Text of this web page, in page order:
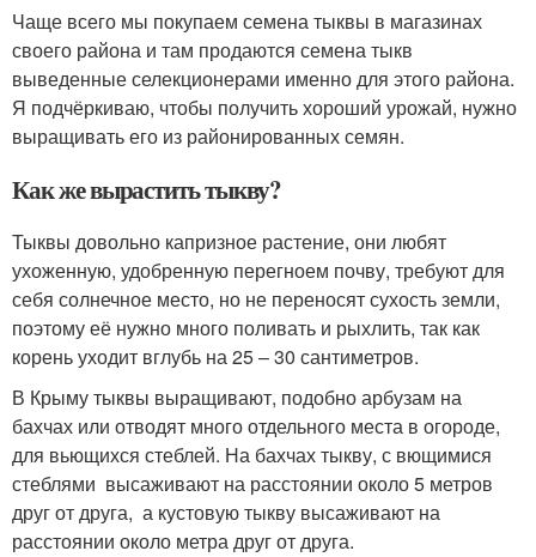
Чаще всего мы покупаем семена тыквы в магазинах
своего района и там продаются семена тыкв
выведенные селекционерами именно для этого района.
Я подчёркиваю, чтобы получить хороший урожай, нужно
выращивать его из районированных семян.
Как же вырастить тыкву?
Тыквы довольно капризное растение, они любят
ухоженную, удобренную перегноем почву, требуют для
себя солнечное место, но не переносят сухость земли,
поэтому её нужно много поливать и рыхлить, так как
корень уходит вглубь на 25 – 30 сантиметров.
В Крыму тыквы выращивают, подобно арбузам на
бахчах или отводят много отдельного места в огороде,
для вьющихся стеблей. На бахчах тыкву, с вющимися
стеблями высаживают на расстоянии около 5 метров
друг от друга, а кустовую тыкву высаживают на
расстоянии около метра друг от друга.